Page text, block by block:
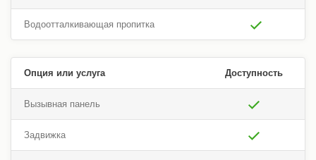
Водоотталкивающая пропитка
Опция или услуга Доступность
Вызывная панель
Задвижка